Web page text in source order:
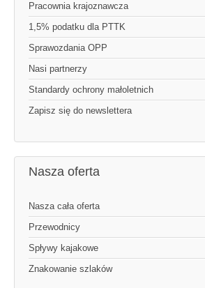
Pracownia krajoznawcza
1,5% podatku dla PTTK
Sprawozdania OPP
Nasi partnerzy
Standardy ochrony małoletnich
Zapisz się do newslettera
Nasza oferta
Nasza cała oferta
Przewodnicy
Spływy kajakowe
Znakowanie szlaków